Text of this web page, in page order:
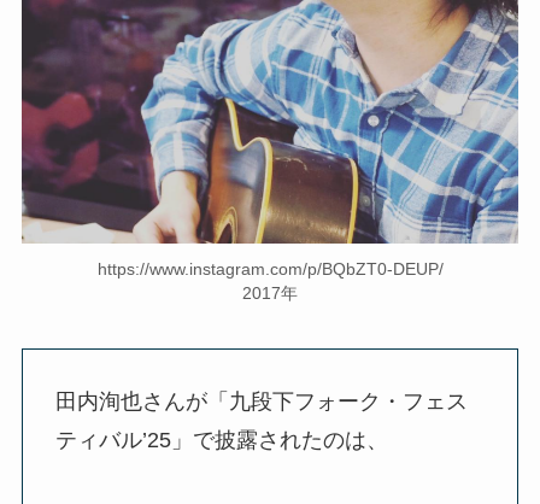
https://www.instagram.com/p/BQbZT0-DEUP/
2017年
田内洵也さんが「九段下フォーク・フェス
ティバル’25」で披露されたのは、